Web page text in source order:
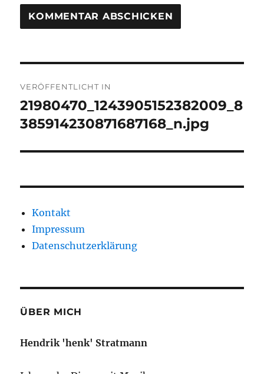
VERÖFFENTLICHT IN
21980470_1243905152382009_8
385914230871687168_n.jpg
Kontakt
Impressum
Datenschutzerklärung
ÜBER MICH
Hendrik 'henk' Stratmann